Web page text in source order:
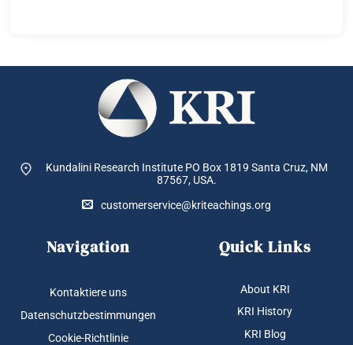
Kundalini Research Institute PO Box 1819 Santa Cruz, NM
87567, USA.
customerservice@kriteachings.org
Navigation
Kontaktiere uns
Datenschutzbestimmungen
Cookie-Richtlinie
Quick Links
About KRI
KRI History
KRI Blog